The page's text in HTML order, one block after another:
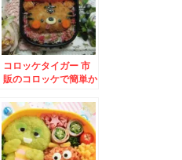
コロッケタイガー 市
販のコロッケで簡単か